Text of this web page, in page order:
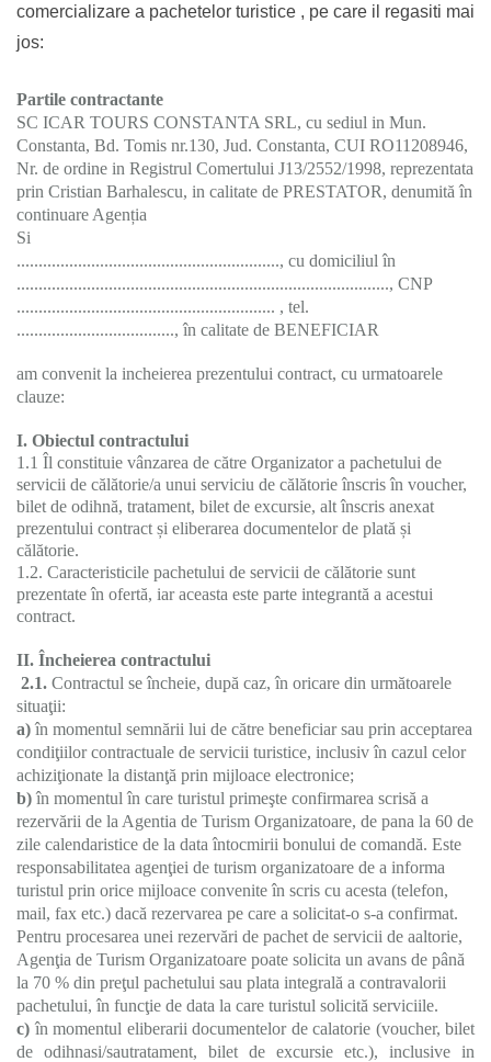
comercializare a pachetelor turistice , pe care il regasiti mai
jos:
Partile contractante
SC ICAR TOURS CONSTANTA SRL, cu sediul in Mun.
Constanta, Bd. Tomis nr.130, Jud. Constanta, CUI RO11208946,
Nr. de ordine in Registrul Comertului J13/2552/1998, reprezentata
prin Cristian Barhalescu, in calitate de PRESTATOR, denumită în
continuare Agenția
Si
............................................................, cu domiciliul în
....................................................................................., CNP
........................................................... , tel.
...................................., în calitate de BENEFICIAR
am convenit la incheierea prezentului contract, cu urmatoarele
clauze:
I. Obiectul contractului
1.1 Îl constituie vânzarea de către Organizator a pachetului de
servicii de călătorie/a unui serviciu de călătorie înscris în voucher,
bilet de odihnă, tratament, bilet de excursie, alt înscris anexat
prezentului contract și eliberarea documentelor de plată și
călătorie.
1.2. Caracteristicile pachetului de servicii de călătorie sunt
prezentate în ofertă, iar aceasta este parte integrantă a acestui
contract.
II. Încheierea contractului
2.1. Contractul se încheie, după caz, în oricare din următoarele
situaţii:
a)în momentul semnării lui de către beneficiar sau prin acceptarea
condiţiilor contractuale de servicii turistice, inclusiv în cazul celor
achiziţionate la distanţă prin mijloace electronice;
b)în momentul în care turistul primeşte confirmarea scrisă a
rezervării de la Agentia de Turism Organizatoare, de pana la 60 de
zile calendaristice de la data întocmirii bonului de comandă. Este
responsabilitatea agenţiei de turism organizatoare de a informa
turistul prin orice mijloace convenite în scris cu acesta (telefon,
mail, fax etc.) dacă rezervarea pe care a solicitat-o s-a confirmat.
Pentru procesarea unei rezervări de pachet de servicii de aaltorie,
Agenţia de Turism Organizatoare poate solicita un avans de până
la 70 % din preţul pachetului sau plata integrală a contravalorii
pachetului, în funcţie de data la care turistul solicită serviciile.
c)în momentul eliberarii documentelor de calatorie (voucher, bilet
de odihnasi/sautratament, bilet de excursie etc.), inclusive in